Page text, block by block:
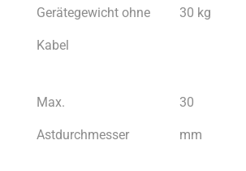
Gerätegewicht ohne
Kabel
30 kg
Max.
Astdurchmesser
30
mm